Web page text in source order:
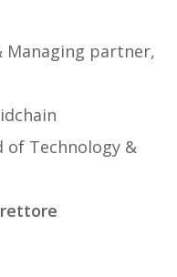
Managing partner,
of Technology &